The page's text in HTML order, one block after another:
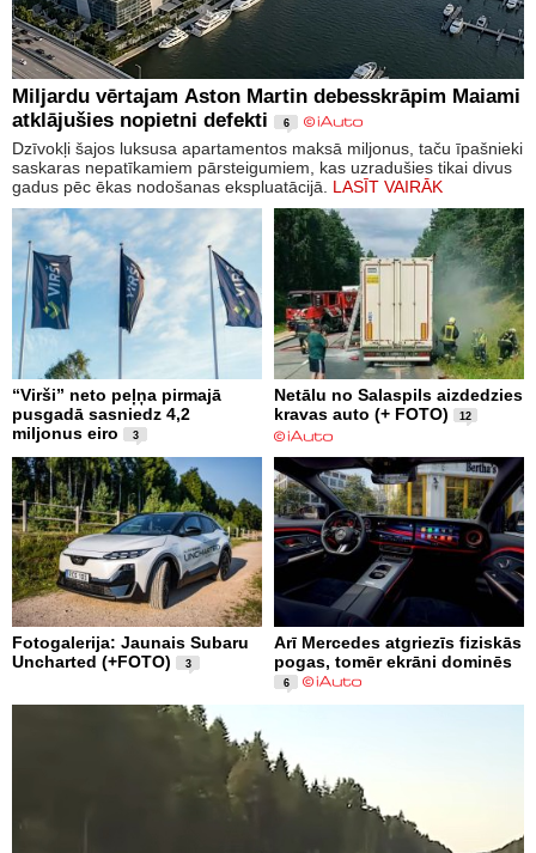
Miljardu vērtajam Aston Martin debesskrāpim Maiami
atklājušies nopietni defekti
6
Dzīvokļi šajos luksusa apartamentos maksā miljonus, taču īpašnieki
saskaras nepatīkamiem pārsteigumiem, kas uzradušies tikai divus
gadus pēc ēkas nodošanas ekspluatācijā. LASĪT VAIRĀK
“Virši” neto peļņa pirmajā
pusgadā sasniedz 4,2
miljonus eiro
3
Netālu no Salaspils aizdedzies
kravas auto (+ FOTO)
12
Fotogalerija: Jaunais Subaru
Uncharted (+FOTO)
3
Arī Mercedes atgriezīs fiziskās
pogas, tomēr ekrāni dominēs
6